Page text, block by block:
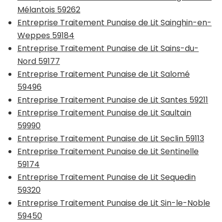
Mélantois 59262
Entreprise Traitement Punaise de Lit Sainghin-en-
Weppes 59184
Entreprise Traitement Punaise de Lit Sains-du-
Nord 59177
Entreprise Traitement Punaise de Lit Salomé
59496
Entreprise Traitement Punaise de Lit Santes 59211
Entreprise Traitement Punaise de Lit Saultain
59990
Entreprise Traitement Punaise de Lit Seclin 59113
Entreprise Traitement Punaise de Lit Sentinelle
59174
Entreprise Traitement Punaise de Lit Sequedin
59320
Entreprise Traitement Punaise de Lit Sin-le-Noble
59450